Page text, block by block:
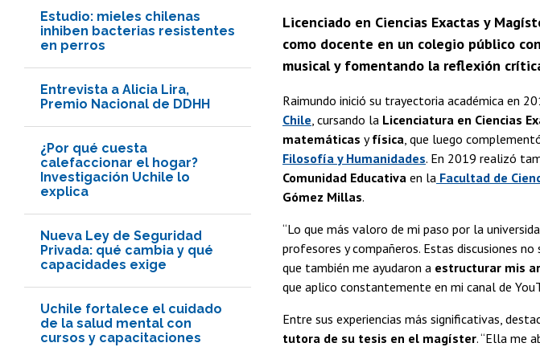
Estudio: mieles chilenas
inhiben bacterias resistentes
en perros
Entrevista a Alicia Lira,
Premio Nacional de DDHH
¿Por qué cuesta
calefaccionar el hogar?
Investigación Uchile lo
explica
Nueva Ley de Seguridad
Privada: qué cambia y qué
capacidades exige
Uchile fortalece el cuidado
de la salud mental con
cursos y capacitaciones
Licenciado en Ciencias Exactas y
como docente en un colegio público
musical y fomentando la reflexión
Raimundo inició su trayectoria académica en
Chile , cursando la Licenciatura en Ciencias
matemáticas yfísica , que luego
Filosofía y Humanidades. En 2019 realizó
Comunidad Educativa en la Facultad de
Gómez Millas.
“Lo que más valoro de mi paso por la
profesores y compañeros. Estas discusiones
que también me ayudaron a estructurar mis
que aplico constantemente en mi canal de
Entre sus experiencias más significativas,
tutora de su tesis en el magíster. “Ella me